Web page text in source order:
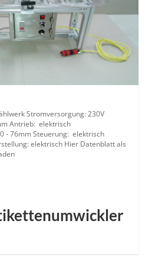
Stromversorgung: 230V
Antrieb: elektrisch
- 76mm Steuerung: elektrisch
elektrisch Hier Datenblatt als